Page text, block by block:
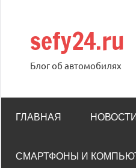
содержимому
sefy24.ru
Блог об автомобилях
ГЛАВНАЯ
СМАРТФОНЫ И